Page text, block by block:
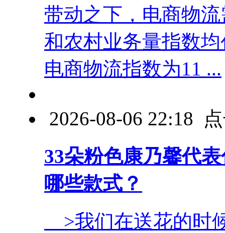
带动之下，电商物
和农村业务量指数
电商物流指数为11 ...
2026-08-06 22:18
33朵粉色康乃馨代
哪些款式？
>我们在送花的时